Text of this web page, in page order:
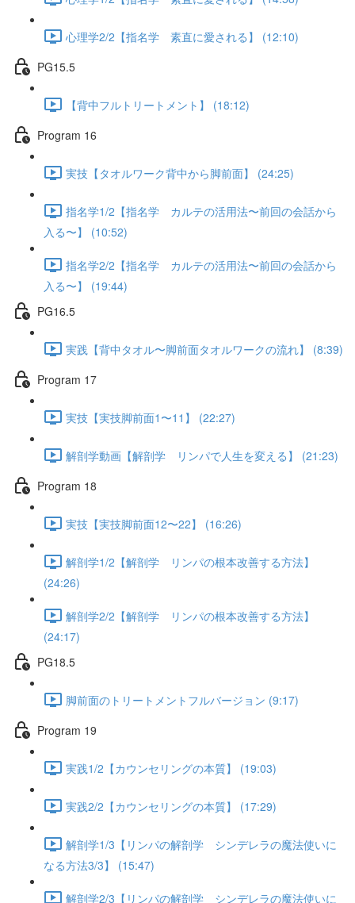
心理学2/2【指名学 素直に愛される】 (12:10)
PG15.5
【背中フルトリートメント】 (18:12)
Program 16
実技【タオルワーク背中から脚前面】 (24:25)
指名学1/2【指名学 カルテの活用法〜前回の会話から
入る〜】 (10:52)
指名学2/2【指名学 カルテの活用法〜前回の会話から
入る〜】 (19:44)
PG16.5
実践【背中タオル〜脚前面タオルワークの流れ】 (8:39)
Program 17
実技【実技脚前面1〜11】 (22:27)
解剖学動画【解剖学 リンパで人生を変える】 (21:23)
Program 18
実技【実技脚前面12〜22】 (16:26)
解剖学1/2【解剖学 リンパの根本改善する方法】
(24:26)
解剖学2/2【解剖学 リンパの根本改善する方法】
(24:17)
PG18.5
脚前面のトリートメントフルバージョン (9:17)
Program 19
実践1/2【カウンセリングの本質】 (19:03)
実践2/2【カウンセリングの本質】 (17:29)
解剖学1/3【リンパの解剖学 シンデレラの魔法使いに
なる方法3/3】 (15:47)
解剖学2/3【リンパの解剖学 シンデレラの魔法使いに